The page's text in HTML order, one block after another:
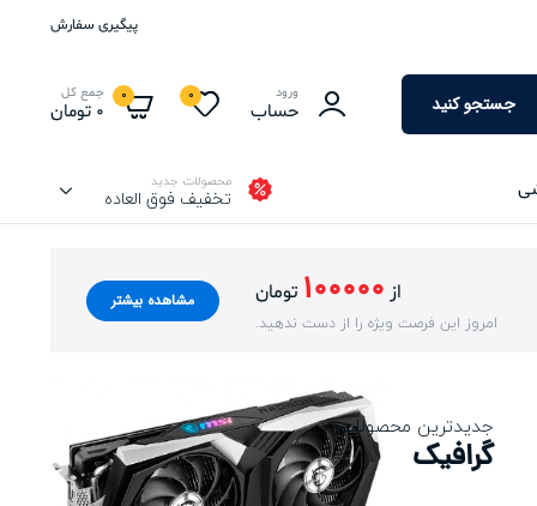
پیگیری سفارش
جستجو کنید ورود
حساب
0
0 جمع کل
0 تومان
محصولات جدید
تخفیف فوق العاده
از 100000 تومان
امروز این فرصت ویژه را از دست ندهید.
مشاهده بیشتر
جدیدترین محصولات
گرافیک